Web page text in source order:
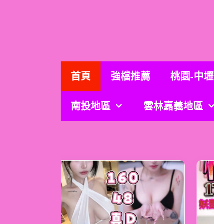
首頁 強檔推薦 桃園-中壢
南投地區 雲林嘉義地區